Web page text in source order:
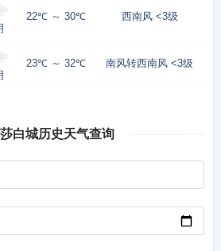
22℃ ～ 30℃ 西南风 <3级
23℃ ～ 32℃ 南风转西南风 <3级
白城历史天气查询